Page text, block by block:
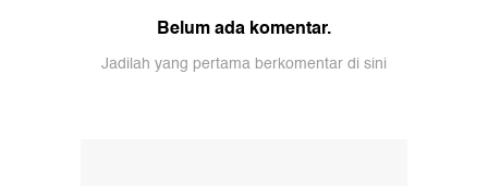
Belum ada komentar.
Jadilah yang pertama berkomentar di sini